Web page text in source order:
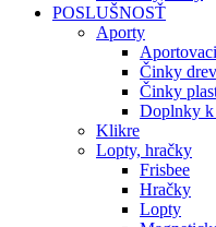
POSLUŠNOSŤ
Aporty
Činky
Činky
Doplnky k
Klikre
Lopty, hračky
Frisbee
Hračky
Lopty